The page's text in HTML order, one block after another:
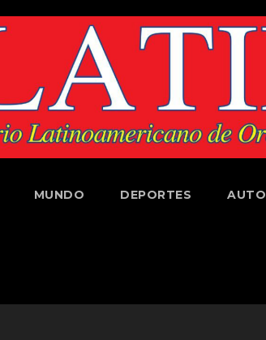
MUNDO DEPORTES AUTO